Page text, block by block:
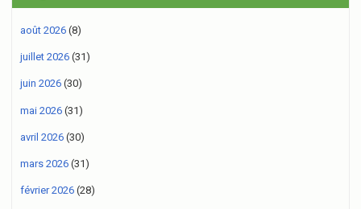
août 2026 (8)
juillet 2026 (31)
juin 2026 (30)
mai 2026 (31)
avril 2026 (30)
mars 2026 (31)
février 2026 (28)